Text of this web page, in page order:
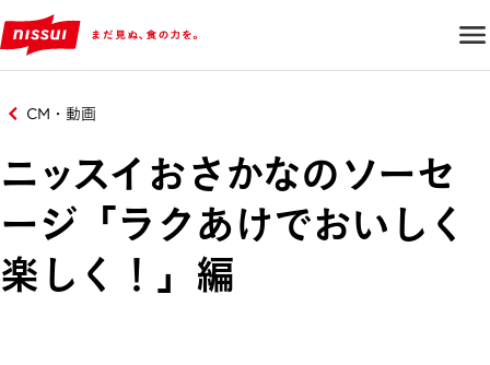
CM・動画
ニッスイおさかなのソーセ
ージ「ラクあけでおいしく
楽しく！」編